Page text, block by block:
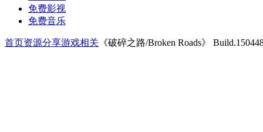
免费影视
免费音乐
首页资源分享游戏相关 《破碎之路/Broken Roads》